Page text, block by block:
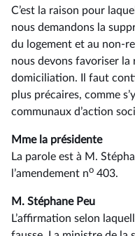
C’est la raison pour
nous demandons la
du logement et au non-
nous devons favoriser la
domiciliation. Il faut
plus précaires, comme
communaux d’action
Mme la présidente
La parole est à M.
l’amendement no 403.
M. Stéphane Peu
L’affirmation selon